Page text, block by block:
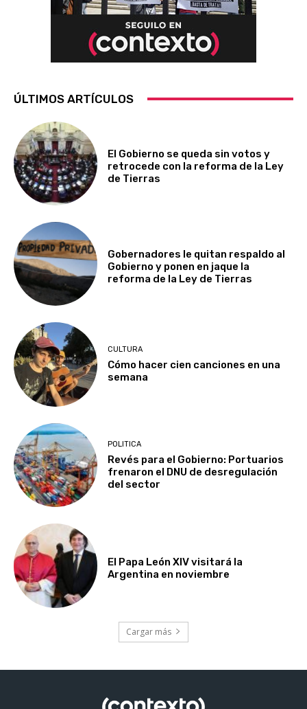
ÚLTIMOS ARTÍCULOS
El Gobierno se queda sin votos y
retrocede con la reforma de la Ley
de Tierras
Gobernadores le quitan respaldo al
Gobierno y ponen en jaque la
reforma de la Ley de Tierras
CULTURA
Cómo hacer cien canciones en una
semana
POLITICA
Revés para el Gobierno: Portuarios
frenaron el DNU de desregulación
del sector
El Papa León XIV visitará la
Argentina en noviembre
Cargar más